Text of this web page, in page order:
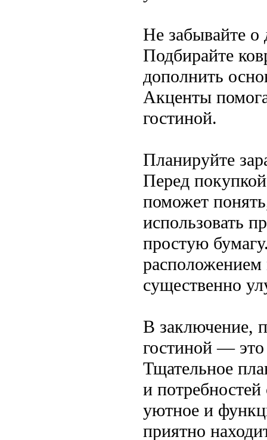
Не забывайте о
Подбирайте
дополнить
Акценты
гостиной.
Планируйте
Перед
поможет
использовать
простую
существенно
В заключение,
гостиной — это
Тщательное
и
уютное и
приятно